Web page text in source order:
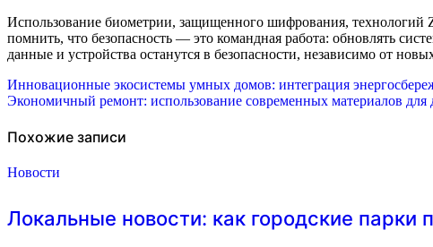
Использование биометрии, защищенного шифрования,
помнить, что безопасность — это командная работа: обновлять
данные и устройства останутся в безопасности, независимо от
Навигация
по
записям
Инновационные экосистемы умных домов: интеграция
Экономичный ремонт: использование современных материалов для
Похожие записи
Новости
Локальные новости: как городские парки